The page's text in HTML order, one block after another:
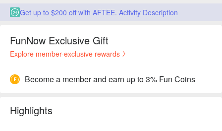
Get up to $200 off with AFTEE. Activity Description
FunNow Exclusive Gift
Explore member-exclusive rewards
Become a member and earn up to 3% Fun Coins
Highlights